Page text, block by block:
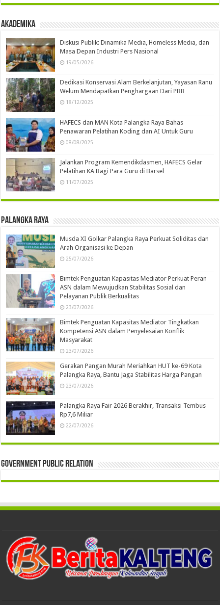
Akademika
Diskusi Publik: Dinamika Media, Homeless Media, dan
Masa Depan Industri Pers Nasional
19/05/2026
Dedikasi Konservasi Alam Berkelanjutan, Yayasan Ranu
Welum Mendapatkan Penghargaan Dari PBB
18/12/2025
HAFECS dan MAN Kota Palangka Raya Bahas
Penawaran Pelatihan Koding dan AI Untuk Guru
08/08/2025
Jalankan Program Kemendikdasmen, HAFECS Gelar
Pelatihan KA Bagi Para Guru di Barsel
11/07/2025
Palangka Raya
Musda XI Golkar Palangka Raya Perkuat Soliditas dan
Arah Organisasi ke Depan
25/07/2026
Bimtek Penguatan Kapasitas Mediator Perkuat Peran
ASN dalam Mewujudkan Stabilitas Sosial dan
Pelayanan Publik Berkualitas
23/07/2026
Bimtek Penguatan Kapasitas Mediator Tingkatkan
Kompetensi ASN dalam Penyelesaian Konflik
Masyarakat
23/07/2026
Gerakan Pangan Murah Meriahkan HUT ke-69 Kota
Palangka Raya, Bantu Jaga Stabilitas Harga Pangan
23/07/2026
Palangka Raya Fair 2026 Berakhir, Transaksi Tembus
Rp7,6 Miliar
22/07/2026
Government Public Relation